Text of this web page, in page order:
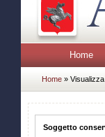
Home
Home »
Soggetto